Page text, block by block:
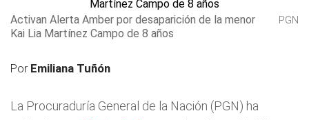
Activan Alerta Amber por desaparición de la menor
Kai Lia Martínez Campo de 8 años
PGN
Por Emiliana Tuñón
La Procuraduría General de la Nación (PGN) ha